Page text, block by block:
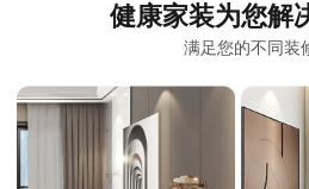
健康家装为您解
满足您的不同装